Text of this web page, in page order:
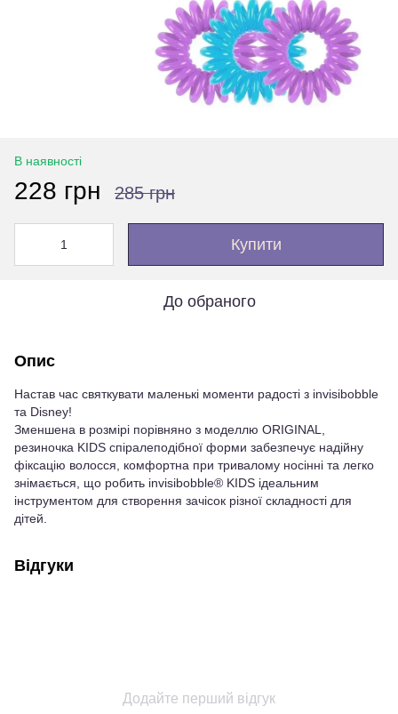
В наявності
228 грн 285 грн
Купити
До обраного
Опис
Настав час святкувати маленькі моменти радості з invisibobble
та Disney!
Зменшена в розмірі порівняно з моделлю ORIGINAL,
резиночка KIDS спіралеподібної форми забезпечує надійну
фіксацію волосся, комфортна при тривалому носінні та легко
знімається, що робить invisibobble® KIDS ідеальним
інструментом для створення зачісок різної складності для
дітей.
Відгуки
Додайте перший відгук